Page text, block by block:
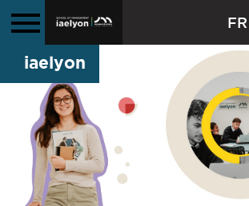
FR
iaelyon